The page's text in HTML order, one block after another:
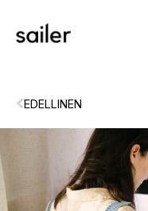
EDELLINEN